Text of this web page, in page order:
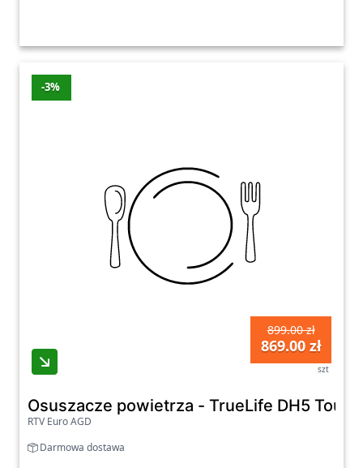
-3%
899.00 zł
869.00 zł
szt
Osuszacze powietrza - TrueLife DH5
RTV Euro AGD
Darmowa dostawa